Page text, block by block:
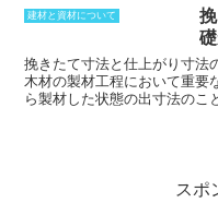
つ
耐
を
分
性
て
建材と資材について
挽きたて寸法と仕上がり寸法
木材の製材工程において重要
ら製材した状態の出寸法のこ
差が発生することになるため
スポ